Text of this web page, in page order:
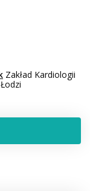
Zakład Kardiologii